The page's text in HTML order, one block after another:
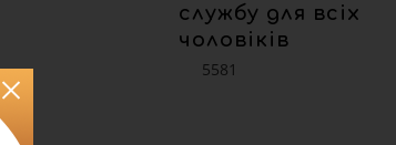
службу для всіх
чоловіків
5581